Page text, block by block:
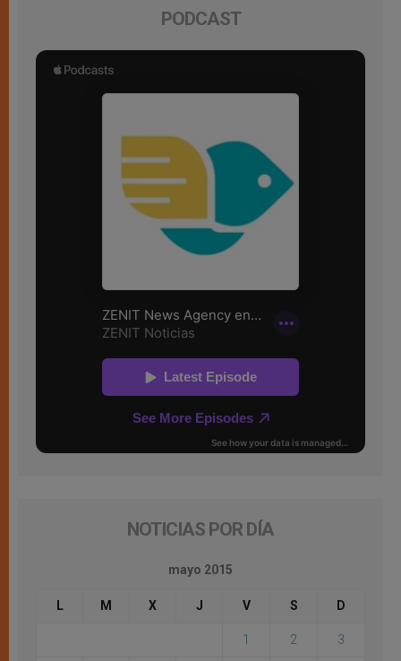
PODCAST
NOTICIAS POR DÍA
mayo 2015
L M X J V S D
1 2 3